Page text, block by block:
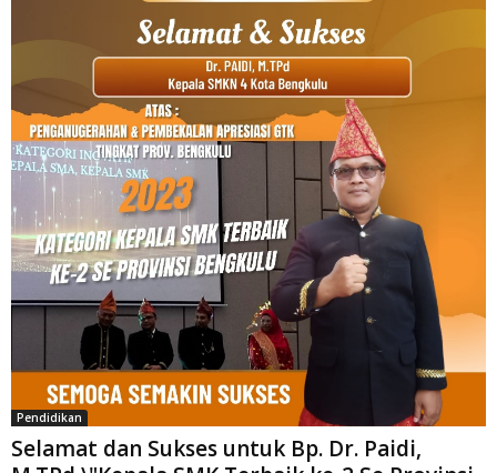
Pendidikan
Selamat dan Sukses untuk Bp. Dr. Paidi,